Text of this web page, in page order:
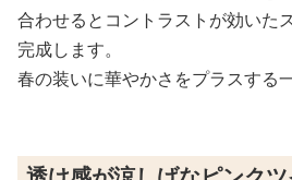
合わせるとコントラストが効いた
完成します。
春の装いに華やかさをプラスする